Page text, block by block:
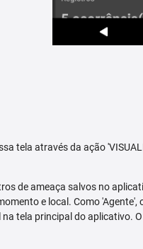
tela através da ação
de ameaça salvos no
e local. Como 'Agente',
tela principal do aplicativo.